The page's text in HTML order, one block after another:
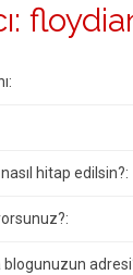
hitap edilsin?: